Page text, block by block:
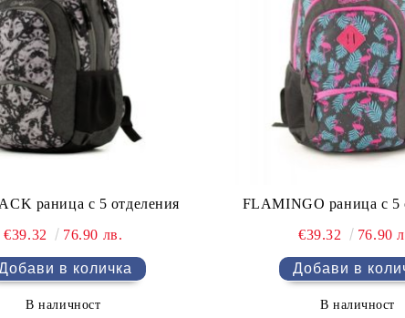
раница с 5 отделения
€39.32 76.90 лв.
В наличност
FLAMINGO раница с 5
€39.32 76.90
В наличност